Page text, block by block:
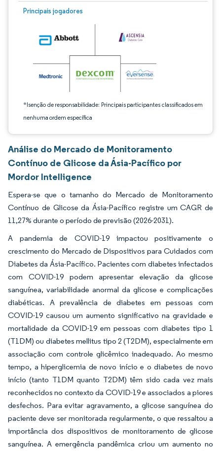
Principais jogadores
*Isenção de responsabilidade: Principais participantes classificados em
nenhuma ordem específica
Imagem © Mordor Intelligence. O reuso requer atribuição conforme CC BY 4.0.
Análise do Mercado de Monitoramento
Contínuo de Glicose da Ásia-Pacífico por
Mordor Intelligence
Espera-se que o tamanho do Mercado de Monitoramento
Contínuo de Glicose da Ásia-Pacífico registre um CAGR de
11,27% durante o período de previsão (2026-2031).
A pandemia de COVID-19 impactou positivamente o
crescimento do Mercado de Dispositivos para Cuidados com
Diabetes da Ásia-Pacífico. Pacientes com diabetes infectados
com COVID-19 podem apresentar elevação da glicose
sanguínea, variabilidade anormal da glicose e complicações
diabéticas. A prevalência de diabetes em pessoas com
COVID-19 causou um aumento significativo na gravidade e
mortalidade da COVID-19 em pessoas com diabetes tipo 1
(T1DM) ou diabetes mellitus tipo 2 (T2DM), especialmente em
associação com controle glicêmico inadequado. Ao mesmo
tempo, a hiperglicemia de novo início e o diabetes de novo
início (tanto T1DM quanto T2DM) têm sido cada vez mais
reconhecidos no contexto da COVID-19 e associados a piores
desfechos. Para evitar agravamento, a glicose sanguínea do
paciente deve ser monitorada regularmente, o que ressaltou a
importância dos dispositivos de monitoramento de glicose
sanguínea. A emergência pandêmica criou um aumento no